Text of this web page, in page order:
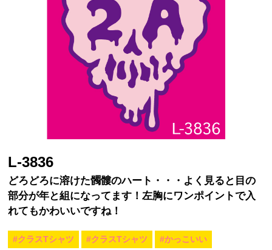
L-3836
どろどろに溶けた髑髏のハート・・・よく見ると目の
部分が年と組になってます！左胸にワンポイントで入
れてもかわいいですね！
#クラスTシャツ #クラスTシャツ #かっこいい